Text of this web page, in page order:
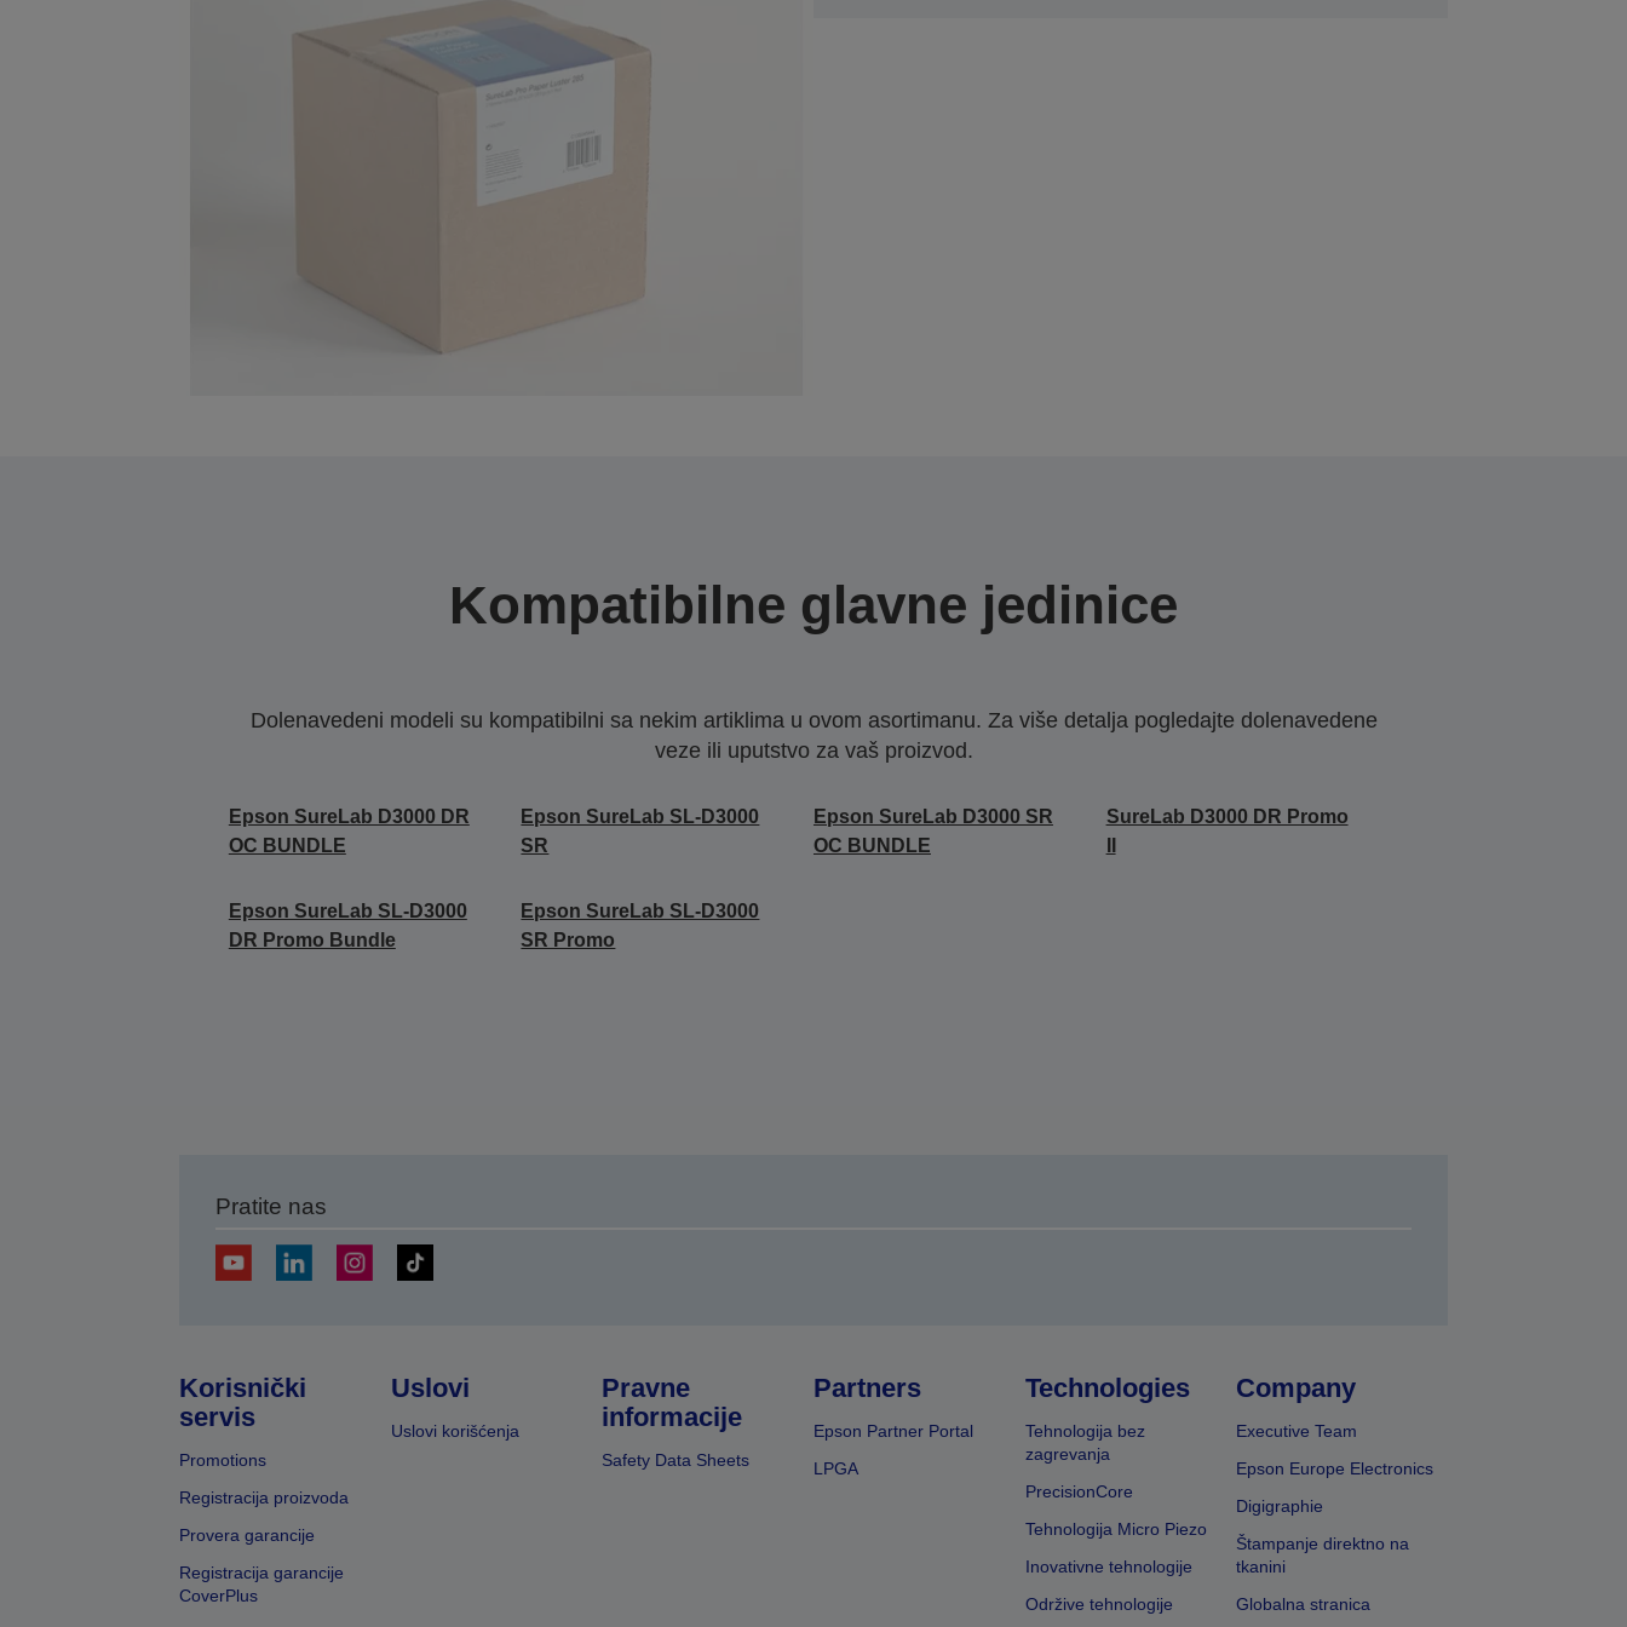
Kompatibilne glavne jedinice
Dolenavedeni modeli su kompatibilni sa nekim artiklima u ovom asortimanu. Za više detalja pogledajte dolenavedene
veze ili uputstvo za vaš proizvod.
Epson SureLab D3000 DR
OC BUNDLE
Epson SureLab SL-D3000
SR
Epson SureLab D3000 SR
OC BUNDLE
SureLab D3000 DR Promo
Epson SureLab SL-D3000
DR Promo Bundle
Epson SureLab SL-D3000
SR Promo
Pratite nas
Korisnički
servis
Promotions
Registracija proizvoda
Provera garancije
Registracija garancije
CoverPlus
Uslovi
Uslovi korišćenja
Pravne
informacije
Safety Data Sheets
Partners
Epson Partner Portal
LPGA
Technologies
Tehnologija bez
zagrevanja
PrecisionCore
Tehnologija Micro Piezo
Inovativne tehnologije
Održive tehnologije
Company
Executive Team
Epson Europe Electronics
Digigraphie
Štampanje direktno na
tkanini
Globalna stranica